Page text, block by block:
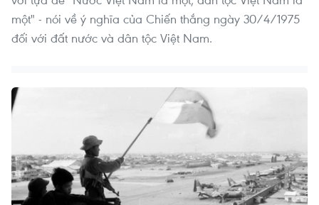
một" - nói về ý nghĩa của Chiến thắng ngày 30/4/1975
đối với đất nước và dân tộc Việt Nam.